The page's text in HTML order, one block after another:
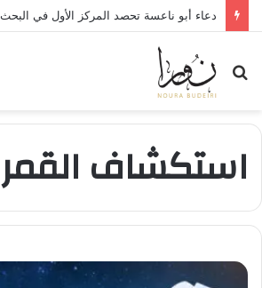
بحث
عن
استكشاف القمر 2024